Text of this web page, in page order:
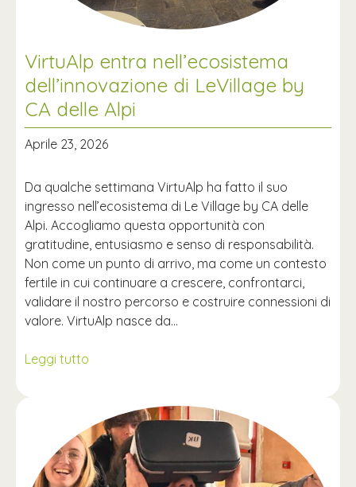
VirtuAlp entra nell’ecosistema
dell’innovazione di LeVillage by
CA delle Alpi
Aprile 23, 2026
Da qualche settimana VirtuAlp ha fatto il suo
ingresso nell’ecosistema di Le Village by CA delle
Alpi. Accogliamo questa opportunità con
gratitudine, entusiasmo e senso di responsabilità.
Non come un punto di arrivo, ma come un contesto
fertile in cui continuare a crescere, confrontarci,
validare il nostro percorso e costruire connessioni di
valore. VirtuAlp nasce da…
Leggi tutto